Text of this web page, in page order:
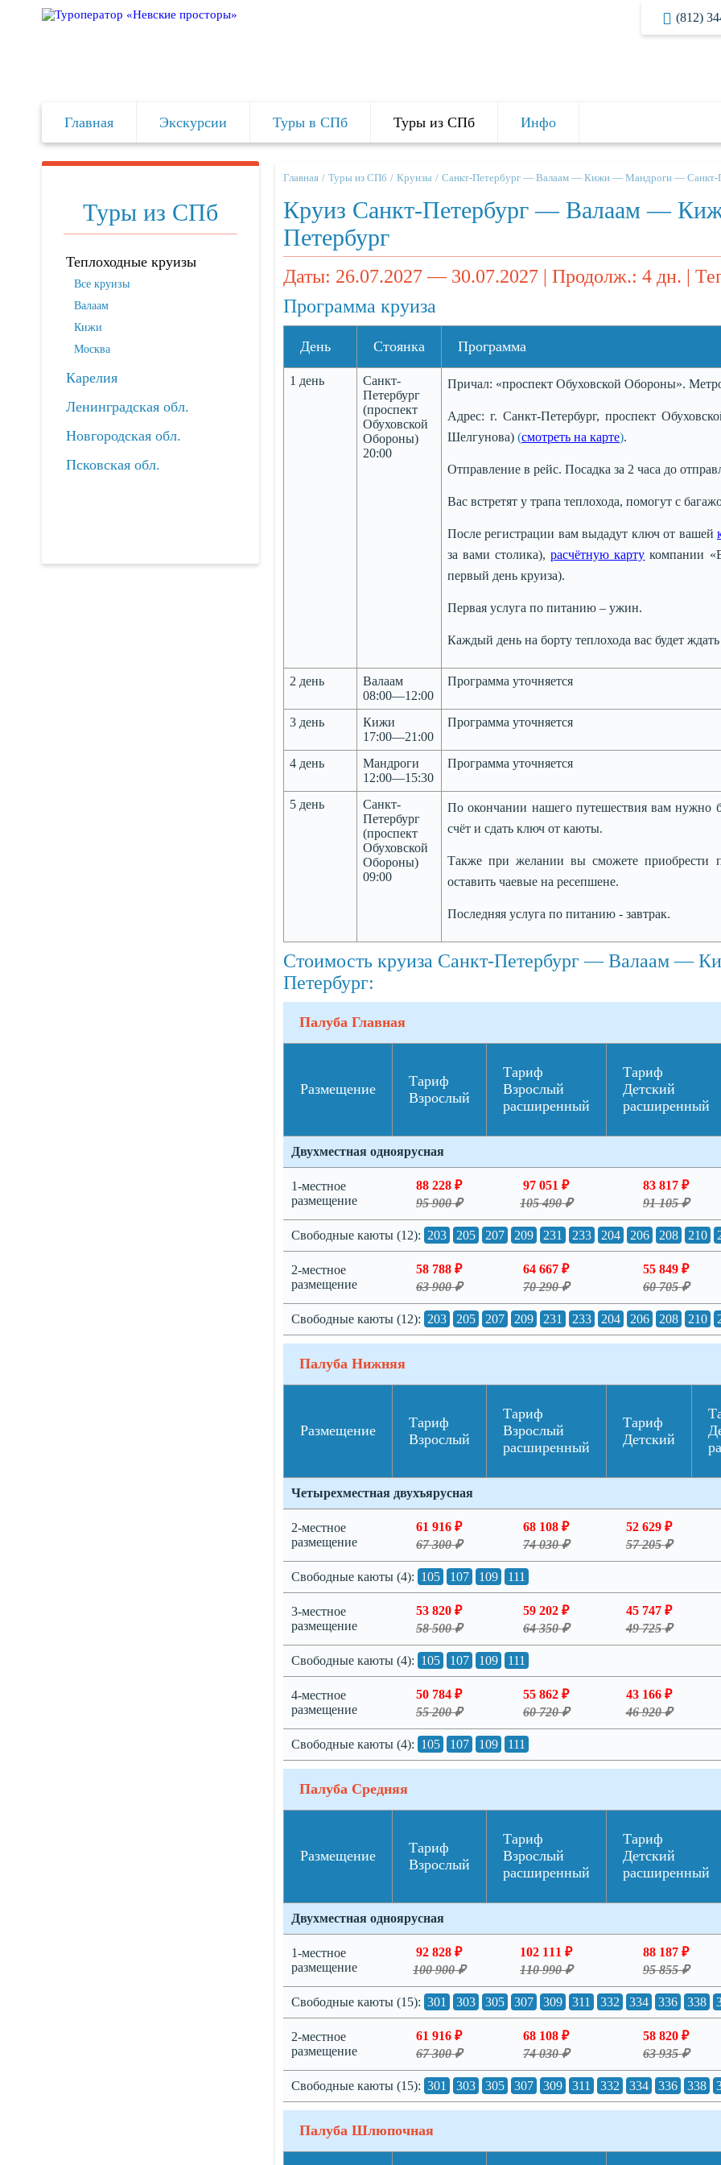
(812)
Главная Экскурсии Туры в СПб Туры из СПб Инфо
Туры из СПб
Теплоходные круизы
Все круизы
Валаам
Кижи
Москва
Карелия
Ленинградская обл.
Новгородская обл.
Псковская обл.
Главная Туры из СПб Круизы Санкт-Петербург — Валаам — Кижи — Мандроги — Санкт-
Круиз Санкт-Петербург — Валаам —
Петербург
Даты: 26.07.2027 — 30.07.2027 | Продолж.: 4 дн. |
Программа круиза
День Стоянка Программа
1 день
Санкт-
Петербург
(проспект
Обуховской
Обороны)
20:00
Причал: «проспект Обуховской Обороны».
Адрес: г. Санкт-Петербург, проспект
Шелгунова) (смотреть на карте).
Отправление в рейс. Посадка за 2 часа до
Вас встретят у трапа теплохода, помогут с
После регистрации вам выдадут ключ от вашей
за вами столика),расчётную карту компании
первый день круиза).
Первая услуга по питанию – ужин.
Каждый день на борту теплохода вас будет ждать
2 день
Валаам
08:00—12:00
Программа уточняется
3 день
Кижи
17:00—21:00
Программа уточняется
4 день
Мандроги
12:00—15:30
Программа уточняется
5 день
Санкт-
Петербург
(проспект
Обуховской
Обороны)
09:00
По окончании нашего путешествия вам нужно
счёт и сдать ключ от каюты.
Также при желании вы сможете приобрести
оставить чаевые на ресепшене.
Последняя услуга по питанию - завтрак.
Стоимость круиза Санкт-Петербург — Валаам —
Петербург:
Палуба Главная
Размещение
Тариф
Взрослый
Тариф
Взрослый
расширенный
Тариф
Детский
расширенный
Двухместная одноярусная
1-местное
размещение
88 228 ₽
95 900 ₽
97 051 ₽
105 490 ₽
83 817 ₽
91 105 ₽
Свободные каюты (12): 203 205 207 209 231 233 204 206 208 210
2-местное
размещение
58 788 ₽
63 900 ₽
64 667 ₽
70 290 ₽
55 849 ₽
60 705 ₽
Свободные каюты (12): 203 205 207 209 231 233 204 206 208 210
Палуба Нижняя
Размещение
Тариф
Взрослый
Тариф
Взрослый
расширенный
Тариф
Детский
Четырехместная двухъярусная
2-местное
размещение
61 916 ₽
67 300 ₽
68 108 ₽
74 030 ₽
52 629 ₽
57 205 ₽
Свободные каюты (4): 105 107 109 111
3-местное
размещение
53 820 ₽
58 500 ₽
59 202 ₽
64 350 ₽
45 747 ₽
49 725 ₽
Свободные каюты (4): 105 107 109 111
4-местное
размещение
50 784 ₽
55 200 ₽
55 862 ₽
60 720 ₽
43 166 ₽
46 920 ₽
Свободные каюты (4): 105 107 109 111
Палуба Средняя
Размещение
Тариф
Взрослый
Тариф
Взрослый
расширенный
Тариф
Детский
расширенный
Двухместная одноярусная
1-местное
размещение
92 828 ₽
100 900 ₽
102 111 ₽
110 990 ₽
88 187 ₽
95 855 ₽
Свободные каюты (15): 301 303 305 307 309 311 332 334 336 338
2-местное
размещение
61 916 ₽
67 300 ₽
68 108 ₽
74 030 ₽
58 820 ₽
63 935 ₽
Свободные каюты (15): 301 303 305 307 309 311 332 334 336 338
Палуба Шлюпочная